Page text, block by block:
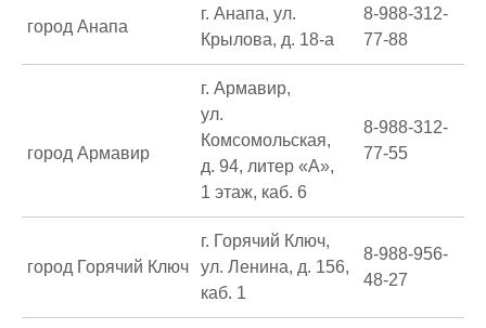
город Анапа
г. Анапа, ул.
Крылова, д. 18-а
8-988-312-
77-88
город Армавир
г. Армавир,
ул.
Комсомольская,
д. 94, литер «А»,
1 этаж, каб. 6
8-988-312-
77-55
город Горячий Ключ
г. Горячий Ключ,
ул. Ленина, д. 156,
каб. 1
8-988-956-
48-27